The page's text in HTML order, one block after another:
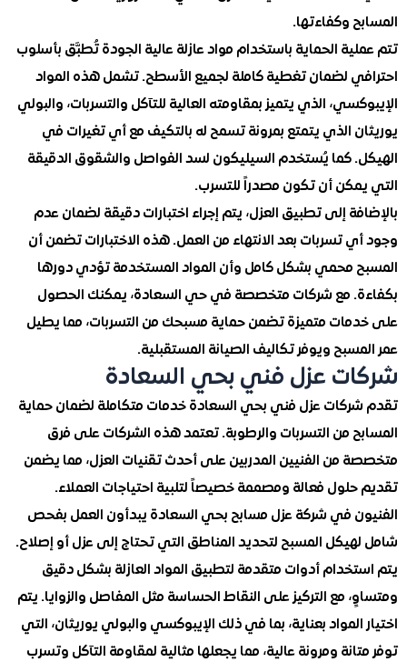
وكفاءتها.
الحماية باستخدام مواد عازلة عالية الجودة تُطبَّق بأسلوب
لضمان تغطية كاملة لجميع الأسطح. تشمل هذه المواد
الذي يتميز بمقاومته العالية للتآكل والتسربات، والبولي
الذي يتمتع بمرونة تسمح له بالتكيف مع أي تغيرات في
كما يُستخدم السيليكون لسد الفواصل والشقوق الدقيقة
أن تكون مصدراً للتسرب.
إلى تطبيق العزل، يتم إجراء اختبارات دقيقة لضمان عدم
تسربات بعد الانتهاء من العمل. هذه الاختبارات تضمن أن
محمي بشكل كامل وأن المواد المستخدمة تؤدي دورها
مع شركات متخصصة في حي السعادة، يمكنك الحصول
متميزة تضمن حماية مسبحك من التسربات، مما يطيل
ويوفر تكاليف الصيانة المستقبلية.
عزل فني بحي السعادة
عزل فني بحي السعادة خدمات متكاملة لضمان حماية
من التسربات والرطوبة. تعتمد هذه الشركات على فرق
من الفنيين المدربين على أحدث تقنيات العزل، مما يضمن
فعالة ومصممة خصيصاً لتلبية احتياجات العملاء.
في شركة عزل مسابح بحي السعادة يبدأون العمل بفحص
المسبح لتحديد المناطق التي تحتاج إلى عزل أو إصلاح.
أدوات متقدمة لتطبيق المواد العازلة بشكل دقيق
مع التركيز على النقاط الحساسة مثل المفاصل والزوايا. يتم
المواد بعناية، بما في ذلك الإيبوكسي والبولي يوريثان، التي
ومرونة عالية، مما يجعلها مثالية لمقاومة التآكل وتسرب